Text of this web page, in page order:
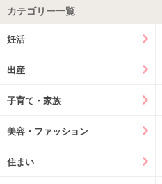
カテゴリー一覧
妊活
出産
子育て・家族
美容・ファッション
住まい